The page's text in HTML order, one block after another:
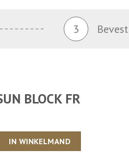
3
BLOCK FR
IN WINKELMAND